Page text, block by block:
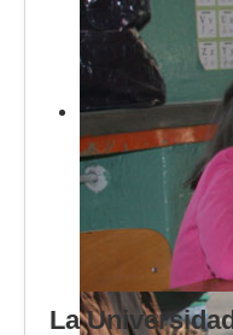
Profesores Visitantes
Calidad
Recursos
Observatorio EB
La